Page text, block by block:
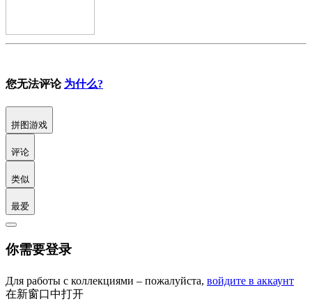
您无法评论 为什么?
拼图游戏
评论
类似
最爱
你需要登录
Для работы с коллекциями – пожалуйста, войдите в аккаунт
在新窗口中打开